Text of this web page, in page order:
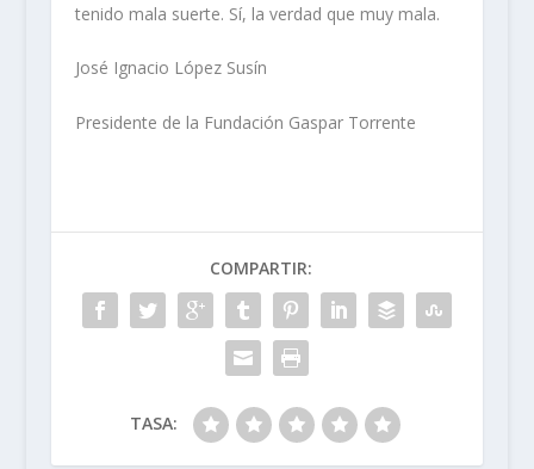
tenido mala suerte. Sí, la verdad que muy mala.
José Ignacio López Susín
Presidente de la Fundación Gaspar Torrente
COMPARTIR:
TASA: